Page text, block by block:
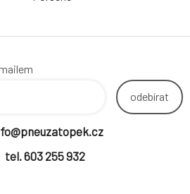
odebírat
tel. 603 255 932